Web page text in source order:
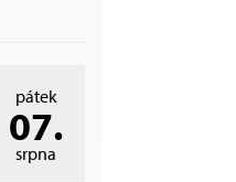
pátek
07.
srpna